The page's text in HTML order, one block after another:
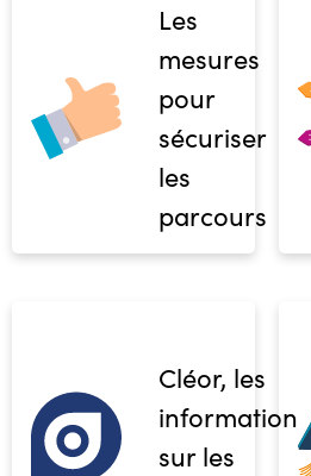
Les
mesures
pour
sécuriser
les
parcours
Cléor, les
informations
sur les